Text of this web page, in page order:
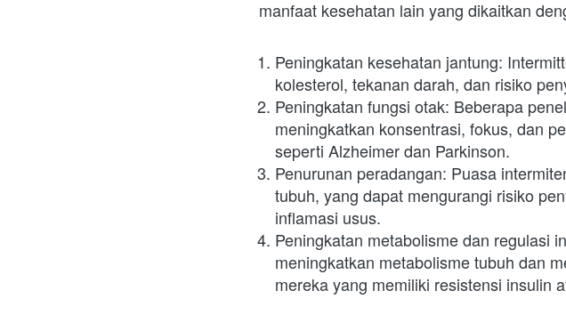
manfaat kesehatan lain yang dikaitkan
Peningkatan kesehatan jantung:
kolesterol, tekanan darah, dan risiko
Peningkatan fungsi otak: Beberapa
meningkatkan konsentrasi, fokus, dan
seperti Alzheimer dan Parkinson.
Penurunan peradangan: Puasa
tubuh, yang dapat mengurangi risiko
inflamasi usus.
Peningkatan metabolisme dan regulasi
meningkatkan metabolisme tubuh dan
mereka yang memiliki resistensi insulin